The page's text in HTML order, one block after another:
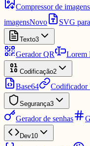
Compressor de imagens
imagensNovo SVG
Texto3
Gerador QR Lorem
Codificação2
Base64 Codificador
Segurança3
Gerador de senhas
Dev10